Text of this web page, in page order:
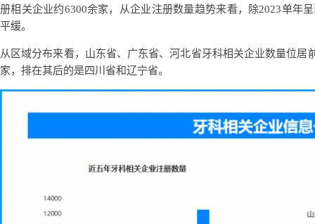
册相关企业约6300余家，从企业注册数量趋势来看，除2023单年
平缓。
从区域分布来看，山东省、广东省、河北省牙科相关企业数量位居
家，排在其后的是四川省和辽宁省。